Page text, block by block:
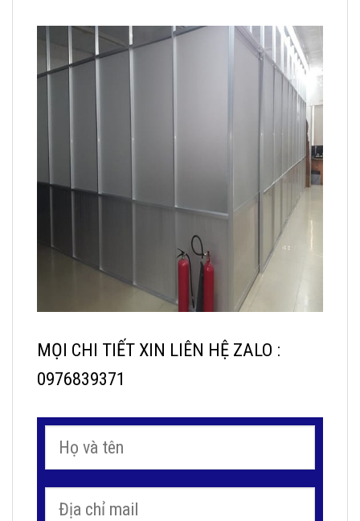
MỌI CHI TIẾT XIN LIÊN HỆ ZALO :
0976839371